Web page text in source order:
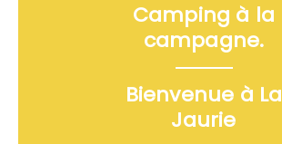
Camping à la
campagne.
Bienvenue à La
Jaurie